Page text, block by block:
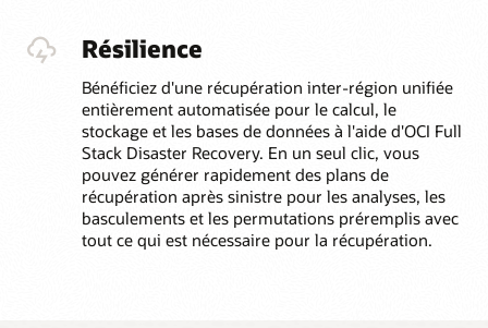
Résilience
Bénéficiez d'une récupération inter-région unifiée
entièrement automatisée pour le calcul, le
stockage et les bases de données à l'aide d'OCI Full
Stack Disaster Recovery. En un seul clic, vous
pouvez générer rapidement des plans de
récupération après sinistre pour les analyses, les
basculements et les permutations préremplis avec
tout ce qui est nécessaire pour la récupération.